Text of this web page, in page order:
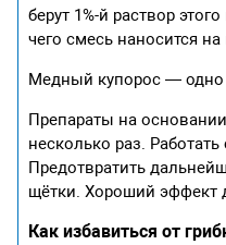
берут 1%-й раствор
чего смесь наносится
Медный купорос — одно
Препараты на
несколько раз.
Предотвратить
щётки. Хороший эффект
Как избавиться от